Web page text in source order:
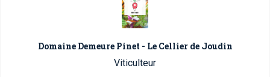
Domaine Demeure Pinet - Le Cellier de Joudin
Viticulteur